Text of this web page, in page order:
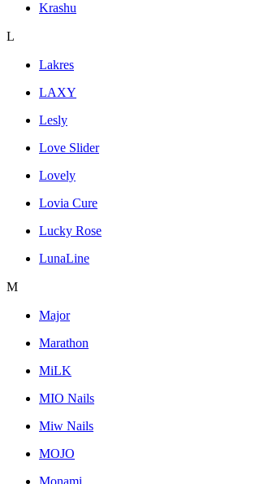
Krashu
L
Lakres
LAXY
Lesly
Love Slider
Lovely
Lovia Cure
Lucky Rose
LunaLine
M
Major
Marathon
MiLK
MIO Nails
Miw Nails
MOJO
Monami